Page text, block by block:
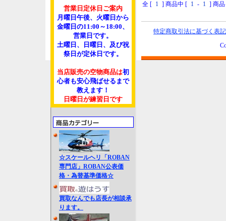
営業日定休日ご案内
月曜日午後、火曜日から
金曜日の11:00～18:00、
営業日です。
土曜日、日曜日、及び祝
祭日が定休日です。
当店販売の空物商品は初
心者も安心飛ばせるまで
教えます！
日曜日が練習日です
☆スケールヘリ「ROBAN
専門店」ROBAN公表価
格・為替基準価格☆
買取なんでも店長が相談承
ります。
全 [ 1 ] 商品中 [ 1 - 1 ] 商
特定商取引法に基づく表記